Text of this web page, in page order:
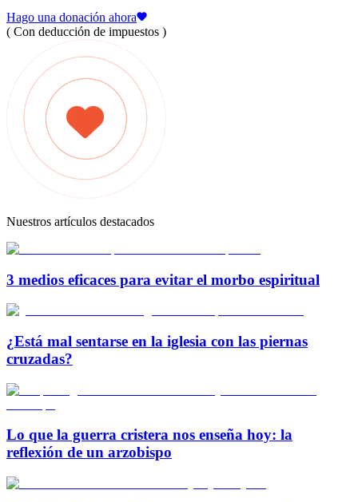
Hago una donación ahora
( Con deducción de impuestos )
Nuestros artículos destacados
3 medios eficaces para evitar el morbo espiritual
¿Está mal sentarse en la iglesia con las piernas
cruzadas?
Lo que la guerra cristera nos enseña hoy: la
reflexión de un arzobispo